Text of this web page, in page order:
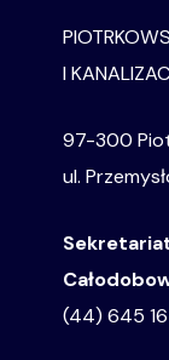
I
97-300
ul.
(44) 645